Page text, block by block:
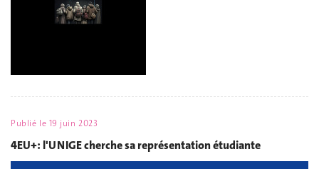
Publié le 19 juin 2023
4EU+: l'UNIGE cherche sa représentation étudiante